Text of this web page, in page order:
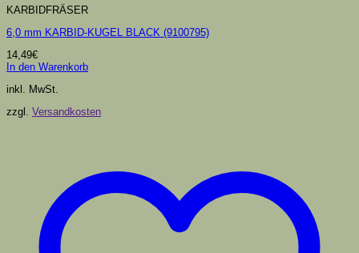
KARBIDFRÄSER
6,0 mm KARBID-KUGEL BLACK (9100795)
14,49€
In den Warenkorb
inkl. MwSt.
zzgl. Versandkosten